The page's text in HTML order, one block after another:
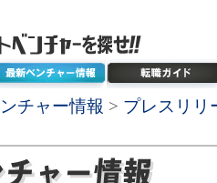
チャー情報 > プレスリリ